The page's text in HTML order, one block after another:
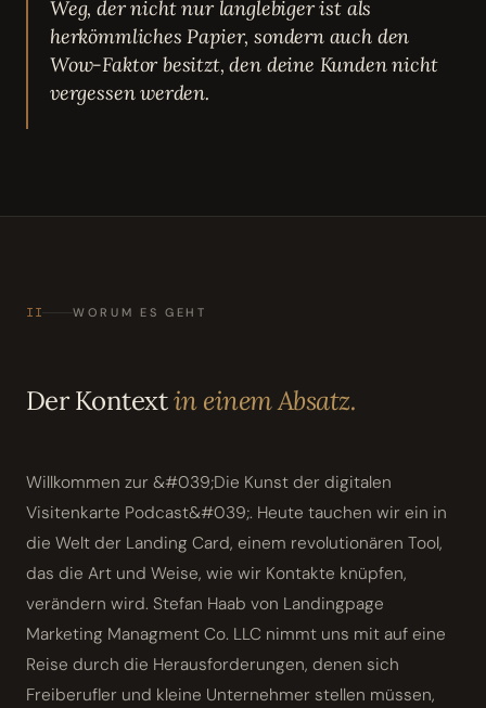
Weg, der nicht nur langlebiger ist als
herkömmliches Papier, sondern auch den
Wow-Faktor besitzt, den deine Kunden nicht
vergessen werden.
II WORUM ES GEHT
Der Kontextin einem Absatz.
Willkommen zur &#039;Die Kunst der digitalen
Visitenkarte Podcast&#039;. Heute tauchen wir ein in
die Welt der Landing Card, einem revolutionären Tool,
das die Art und Weise, wie wir Kontakte knüpfen,
verändern wird. Stefan Haab von Landingpage
Marketing Managment Co. LLC nimmt uns mit auf eine
Reise durch die Herausforderungen, denen sich
Freiberufler und kleine Unternehmer stellen müssen,